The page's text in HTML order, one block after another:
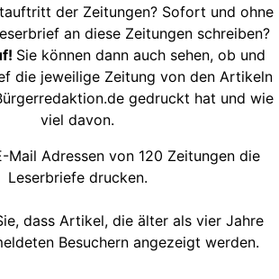
der Zeitungen? Sofort und ohne
an diese Zeitungen schreiben?
Sie können dann auch sehen, ob und
die jeweilige Zeitung von den Artikeln
gedruckt hat und wie
viel davon.
Mail Adressen von 120 Zeitungen die
Leserbriefe drucken.
dass Artikel, die älter als vier Jahre
Besuchern angezeigt werden.